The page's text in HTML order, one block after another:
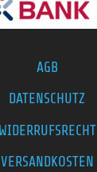
AGB
DATENSCHUTZ
WIDERRUFSRECHT
VERSANDKOSTEN